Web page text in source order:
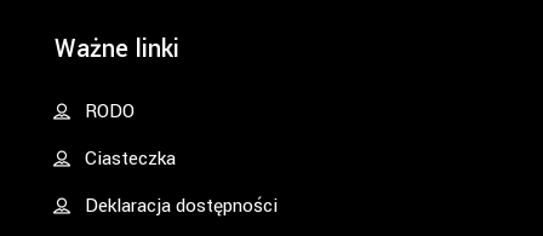
Ważne linki
RODO
Ciasteczka
Deklaracja dostępności